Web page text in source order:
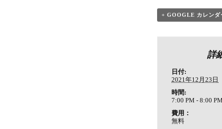
+ GOOGLE カレンダ
詳
日付:
2021年12月23日
時間:
7:00 PM - 8:00
費用：
無料